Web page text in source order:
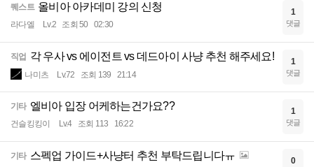
퀘스트 올비아 아카데미 강의 신청
라다엘 Lv.2 조회 50 02:30
1
댓글
직업 각 우사 vs 에이전트 vs 데드아이 사냥 추천 해주세요!
나미츠 Lv.72 조회 139 21:14
1
댓글
기타 엘비아 입장 어케하는건가요??
건슬킹킹이 Lv.4 조회 113 16:22
1
댓글
기타 스펙업 가이드+사냥터 추천 부탁드립니다ㅠ 0